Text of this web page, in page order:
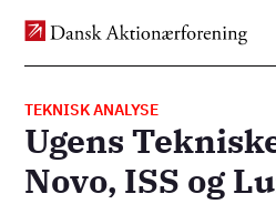
Gå
til
TEKNISK ANALYSE
Ugens
Novo, ISS og